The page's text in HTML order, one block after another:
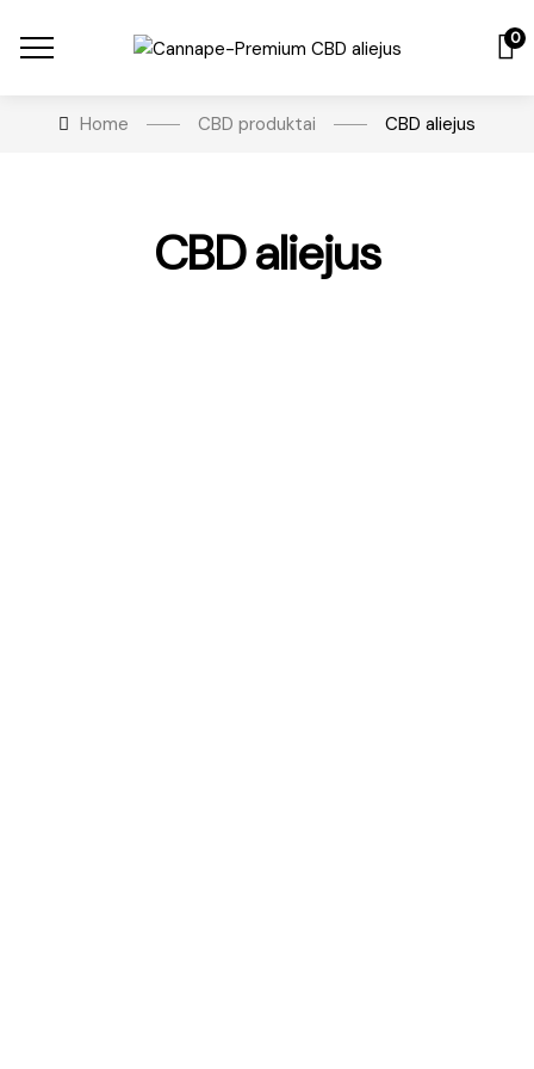
0
Home CBD produktai CBD aliejus
CBD aliejus